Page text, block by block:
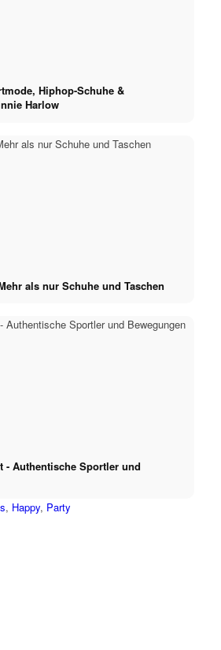
Hiphop-Schuhe &
Harlow
als nur Schuhe und Taschen
- Authentische Sportler und
, Happy, Party